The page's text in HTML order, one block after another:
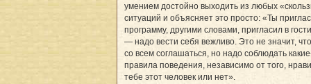
умением достойно выходить из любых
ситуаций и объясняет это просто: «Ты
программу, другими словами, пригласил в
— надо вести себя вежливо. Это не значит,
со всем соглашаться, но надо соблюдать
правила поведения, независимо от того,
тебе этот человек или нет».